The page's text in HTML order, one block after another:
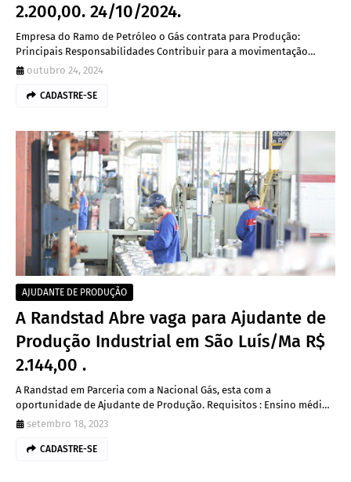
2.200,00. 24/10/2024.
Empresa do Ramo de Petróleo o Gás contrata para Produção:
Principais Responsabilidades Contribuir para a movimentação…
outubro 24, 2024
CADASTRE-SE
AJUDANTE DE PRODUÇÃO
A Randstad Abre vaga para Ajudante de
Produção Industrial em São Luís/Ma R$
2.144,00 .
A Randstad em Parceria com a Nacional Gás, esta com a
oportunidade de Ajudante de Produção. Requisitos : Ensino médi…
setembro 18, 2023
CADASTRE-SE